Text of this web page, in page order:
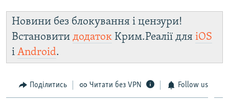
Новини без блокування і цензури!
Встановити додаток Крим.Реалії для iOS
і Android.
Поділитись Читати без VPN Follow us